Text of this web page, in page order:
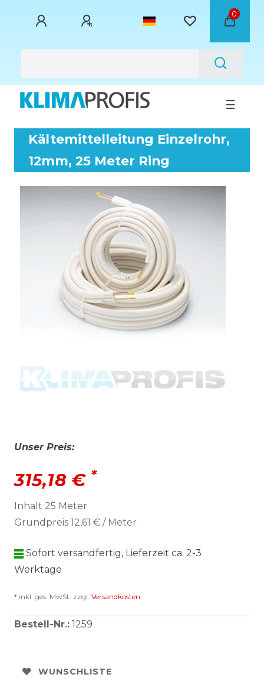
0
☰
Kältemittelleitung Einzelrohr,
12mm, 25 Meter Ring
Unser Preis:
315,18 € *
Inhalt 25 Meter
Grundpreis 12,61 € / Meter
Sofort versandfertig, Lieferzeit ca. 2-3
Werktage
* inkl. ges. MwSt. zzgl. Versandkosten
Bestell-Nr.: 1259
WUNSCHLISTE